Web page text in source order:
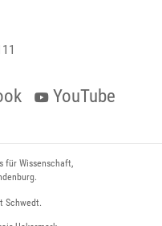
YouTube
für Wissenschaft,
Schwedt.